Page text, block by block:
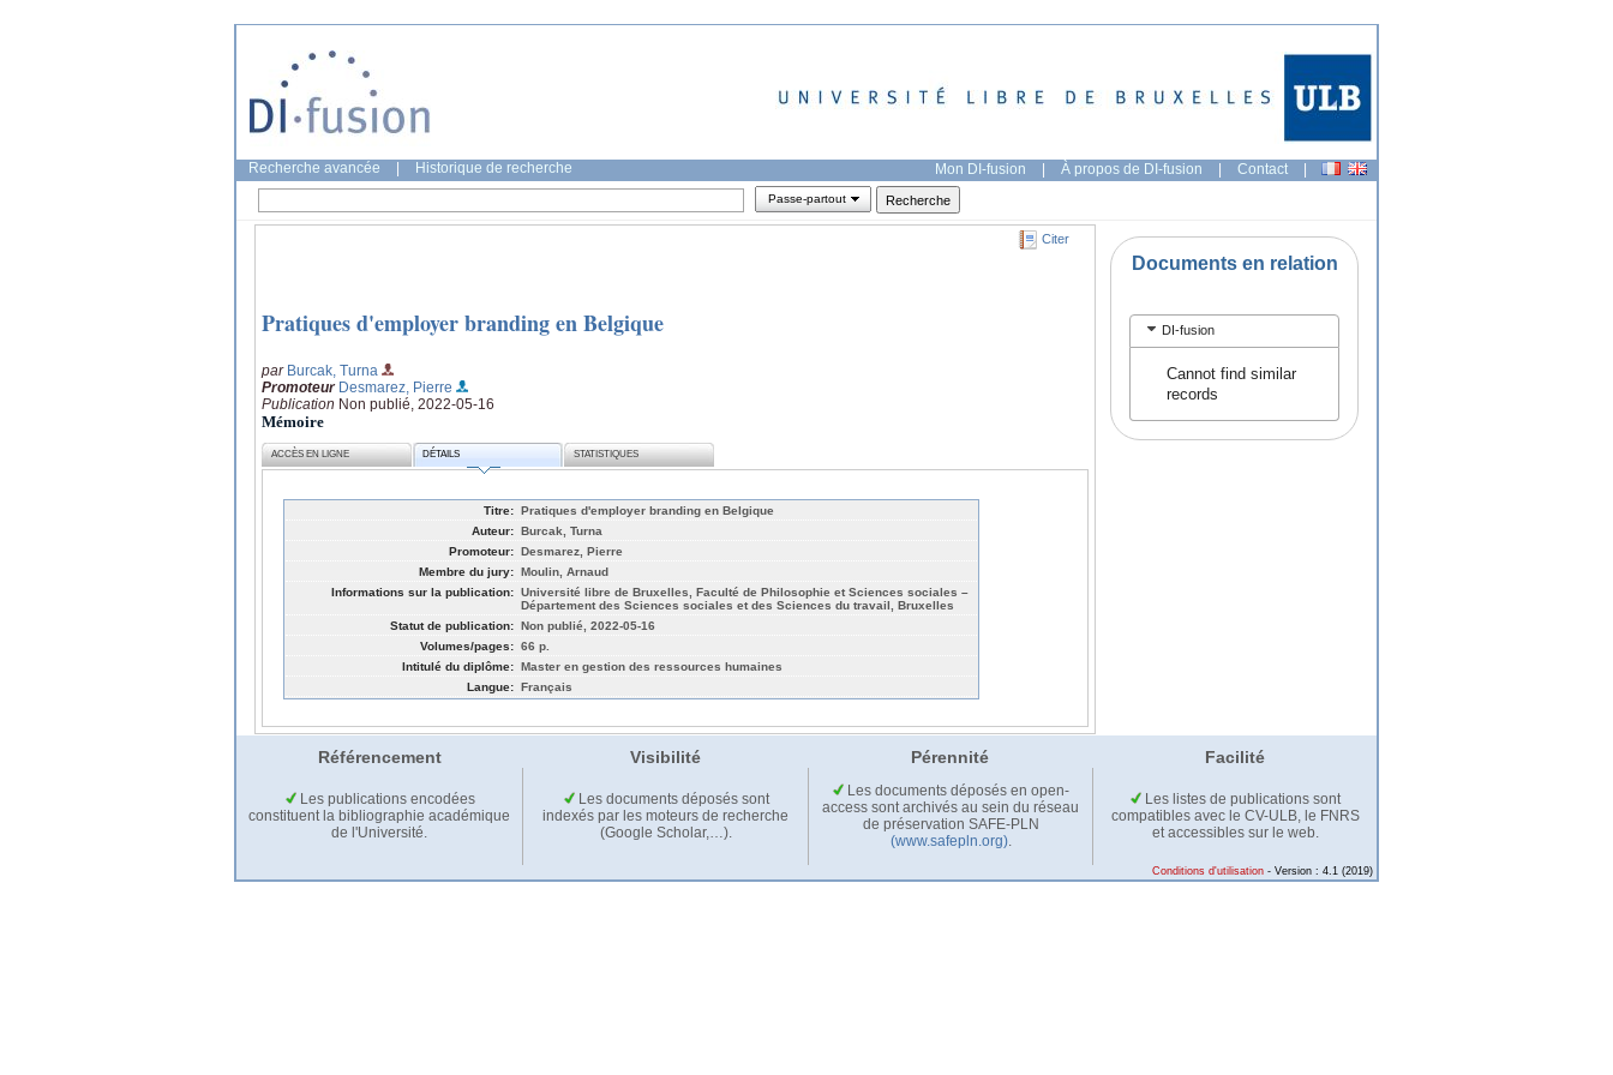
Recherche avancée Historique de recherche Mon DI-fusion | À propos de DI-fusion | Contact |
Passe-partout
Citer
Pratiques d'employer branding en Belgique
par Burcak, Turna
Promoteur Desmarez, Pierre
Publication Non publié, 2022-05-16
Mémoire
ACCÈS EN LIGNE DÉTAILS STATISTIQUES
Titre: Pratiques d'employer branding en Belgique
Auteur: Burcak, Turna
Promoteur: Desmarez, Pierre
Membre du jury: Moulin, Arnaud
Informations sur la publication: Université libre de Bruxelles, Faculté de Philosophie et Sciences sociales –
Département des Sciences sociales et des Sciences du travail, Bruxelles
Statut de publication: Non publié, 2022-05-16
Volumes/pages: 66 p.
Intitulé du diplôme: Master en gestion des ressources humaines
Langue: Français
Documents en relation
DI-fusion
Cannot find similar
records
Référencement Visibilité Pérennité Facilité
Les publications encodées
constituent la bibliographie académique
de l'Université.
Les documents déposés sont
indexés par les moteurs de recherche
(Google Scholar,…).
Les documents déposés en open-
access sont archivés au sein du réseau
de préservation SAFE-PLN
(www.safepln.org).
Les listes de publications sont
compatibles avec le CV-ULB, le FNRS
et accessibles sur le web.
Conditions d'utilisation - Version : 4.1 (2019)